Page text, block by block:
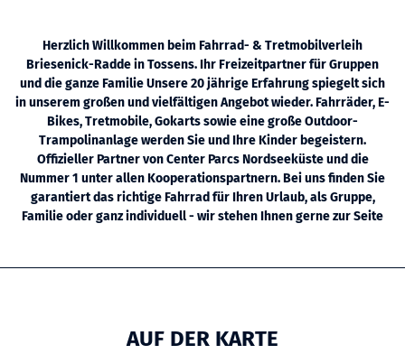
Herzlich Willkommen beim Fahrrad- & Tretmobilverleih
Briesenick-Radde in Tossens. Ihr Freizeitpartner für Gruppen
und die ganze Familie Unsere 20 jährige Erfahrung spiegelt sich
in unserem großen und vielfältigen Angebot wieder. Fahrräder, E-
Bikes, Tretmobile, Gokarts sowie eine große Outdoor-
Trampolinanlage werden Sie und Ihre Kinder begeistern.
Offizieller Partner von Center Parcs Nordseeküste und die
Nummer 1 unter allen Kooperationspartnern. Bei uns finden Sie
garantiert das richtige Fahrrad für Ihren Urlaub, als Gruppe,
Familie oder ganz individuell - wir stehen Ihnen gerne zur Seite
AUF DER KARTE